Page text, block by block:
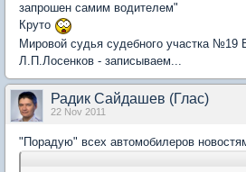
запрошен самим водителем"
Круто
Мировой судья судебного участка №19
Л.П.Лосенков - записываем...
Радик Сайдашев (Глас)
22 Nov 2011
"Порадую" всех автомобилеров